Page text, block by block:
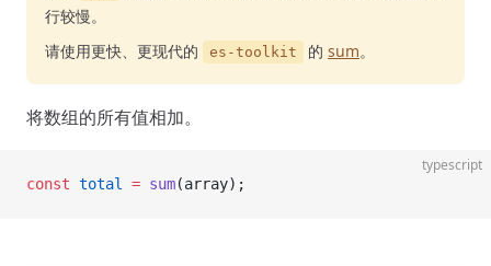
行较慢。
请使用更快、更现代的
es-toolkit 的 sum。
将数组的所有值相加。
typescript
const total = sum(array);